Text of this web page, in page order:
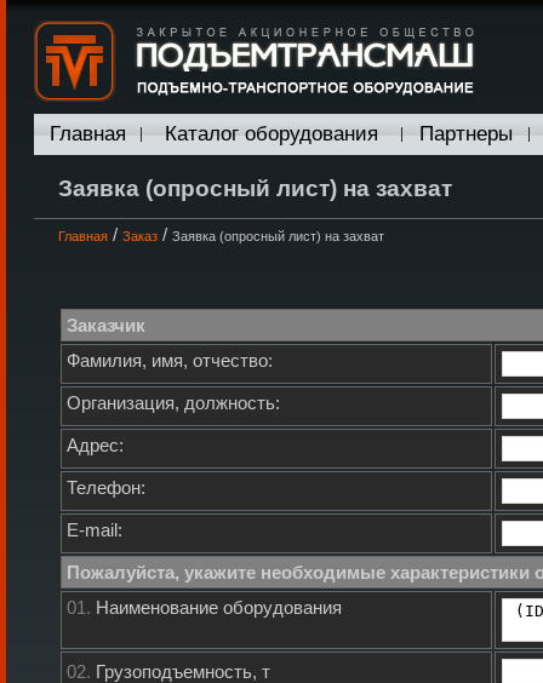
Главная Каталог оборудования Партнеры
Заявка (опросный лист) на захват
Главная / Заказ / Заявка (опросный лист) на захват
Заказчик
Фамилия, имя, отчество:
Организация, должность:
Адрес:
Телефон:
E-mail:
Пожалуйста, укажите необходимые характеристики
01. Наименование оборудования
02. Грузоподъемность, т